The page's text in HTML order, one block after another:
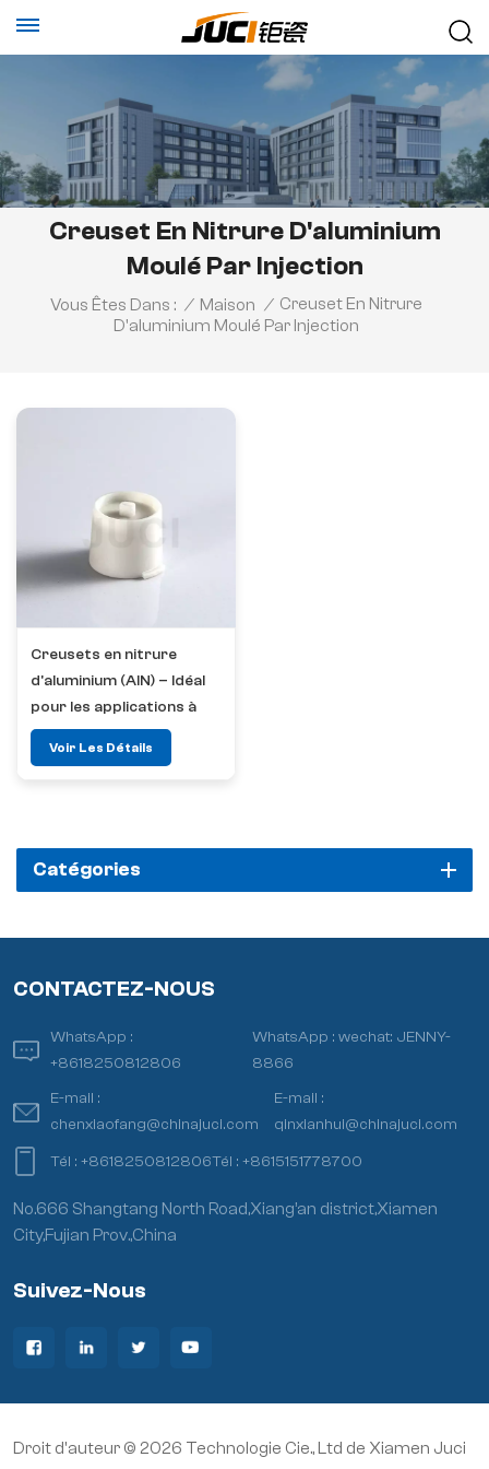
Creuset En Nitrure D'aluminium
Moulé Par Injection
Vous Êtes Dans : / Maison / Creuset En Nitrure
D'aluminium Moulé Par Injection
Creusets en nitrure
d'aluminium (AlN) – Idéal
pour les applications à
haute température,
résistantes à la
Voir Les Détails
Catégories
CONTACTEZ-NOUS
WhatsApp :
+8618250812806
WhatsApp :wechat: JENNY-
8866
E-mail :
chenxiaofang@chinajuci.com
E-mail :
qinxianhui@chinajuci.com
Tél :+8618250812806Tél :+8615151778700
No.666 Shangtang North Road,Xiang’an district,Xiamen
City,Fujian Prov.,China
Suivez-Nous
Droit d'auteur © 2026 Technologie Cie., Ltd de Xiamen Juci